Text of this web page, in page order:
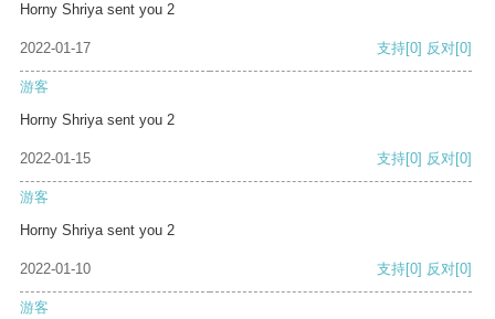
Horny Shriya sent you 2
2022-01-17 支持[0] 反对[0]
游客
Horny Shriya sent you 2
2022-01-15 支持[0] 反对[0]
游客
Horny Shriya sent you 2
2022-01-10 支持[0] 反对[0]
游客